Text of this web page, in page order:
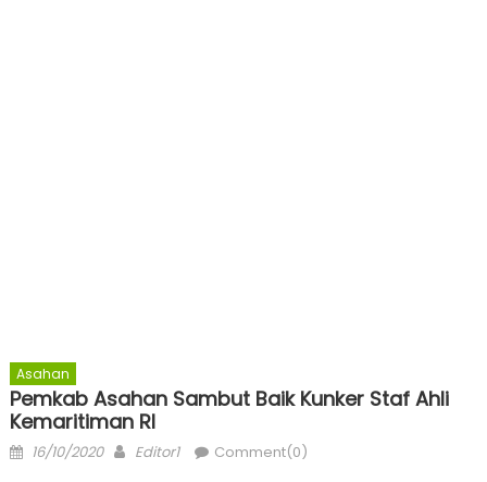
Asahan
Pemkab Asahan Sambut Baik Kunker Staf Ahli
Kemaritiman RI
Posted
16/10/2020 Author
Editor1 Comment(0)